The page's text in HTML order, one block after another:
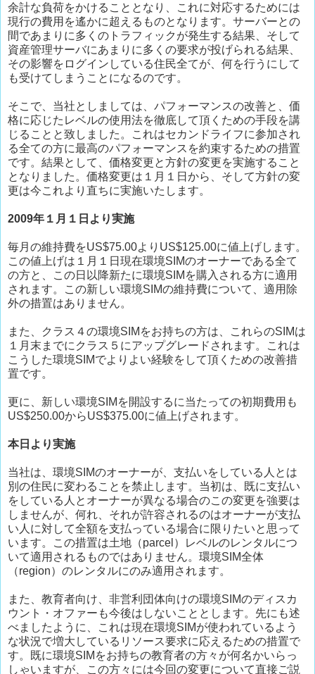
余計な負荷をかけることとなり、これに対応するためには
現行の費用を遙かに超えるものとなります。サーバーとの
間であまりに多くのトラフィックが発生する結果、そして
資産管理サーバにあまりに多くの要求が投げられる結果、
その影響をログインしている住民全てが、何を行うにして
も受けてしまうことになるのです。
そこで、当社としましては、パフォーマンスの改善と、価
格に応じたレベルの使用法を徹底して頂くための手段を講
じることと致しました。これはセカンドライフに参加され
る全ての方に最高のパフォーマンスを約束するための措置
です。結果として、価格変更と方針の変更を実施すること
となりました。価格変更は１月１日から、そして方針の変
更は今これより直ちに実施いたします。
2009年１月１日より実施
毎月の維持費をUS$75.00よりUS$125.00に値上げします。
この値上げは１月１日現在環境SIMのオーナーである全て
の方と、この日以降新たに環境SIMを購入される方に適用
されます。この新しい環境SIMの維持費について、適用除
外の措置はありません。
また、クラス４の環境SIMをお持ちの方は、これらのSIMは
１月末までにクラス５にアップグレードされます。これは
こうした環境SIMでよりよい経験をして頂くための改善措
置です。
更に、新しい環境SIMを開設するに当たっての初期費用も
US$250.00からUS$375.00に値上げされます。
本日より実施
当社は、環境SIMのオーナーが、支払いをしている人とは
別の住民に変わることを禁止します。当初は、既に支払い
をしている人とオーナーが異なる場合のこの変更を強要は
しませんが、何れ、それが許容されるのはオーナーが支払
い人に対して全額を支払っている場合に限りたいと思って
います。この措置は土地（parcel）レベルのレンタルにつ
いて適用されるものではありません。環境SIM全体
（region）のレンタルにのみ適用されます。
また、教育者向け、非営利団体向けの環境SIMのディスカ
ウント・オファーも今後はしないこととします。先にも述
べましたように、これは現在環境SIMが使われているよう
な状況で増大しているリソース要求に応えるための措置で
す。既に環境SIMをお持ちの教育者の方々が何名かいらっ
しゃいますが、この方々には今回の変更について直接ご説